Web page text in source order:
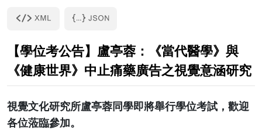
【學位考公告】盧亭蓉：《當代醫學》與
《健康世界》中止痛藥廣告之視覺意涵研究
視覺文化研究所盧亭蓉同學即將舉行學位考試，歡迎
各位蒞臨參加。